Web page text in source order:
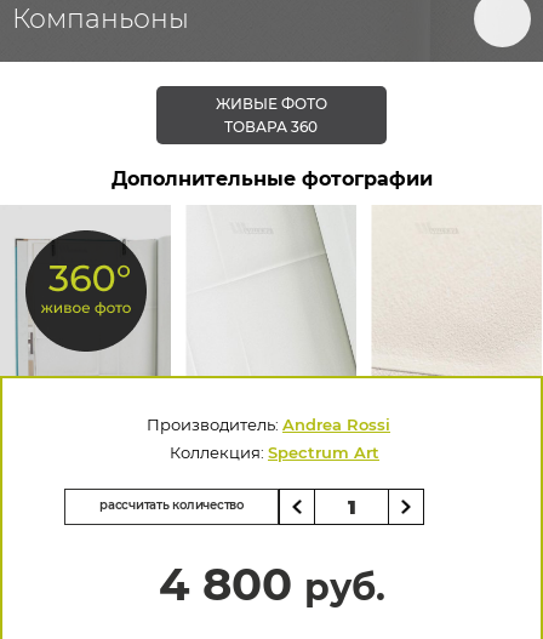
Компаньоны
ЖИВЫЕ ФОТО
ТОВАРА 360
Дополнительные фотографии
Производитель: Andrea Rossi
Коллекция: Spectrum Art
рассчитать количество
4 800 руб.